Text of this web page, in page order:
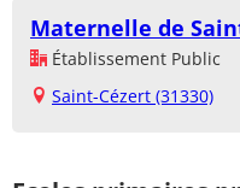
Maternelle de
Établissement Public
Saint-Cézert (31330)